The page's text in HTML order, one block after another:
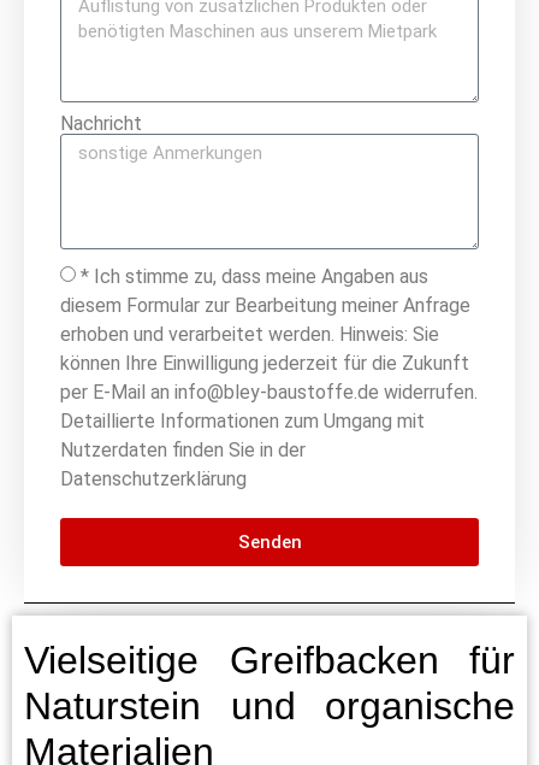
Nachricht
* Ich stimme zu, dass meine Angaben aus
diesem Formular zur Bearbeitung meiner Anfrage
erhoben und verarbeitet werden. Hinweis: Sie
können Ihre Einwilligung jederzeit für die Zukunft
per E-Mail an info@bley-baustoffe.de widerrufen.
Detaillierte Informationen zum Umgang mit
Nutzerdaten finden Sie in der
Datenschutzerklärung
Senden
Vielseitige Greifbacken für
Naturstein und organische
Materialien